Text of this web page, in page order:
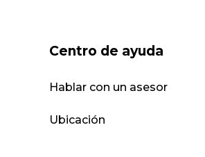
Centro de ayuda
Hablar con un asesor
Ubicación